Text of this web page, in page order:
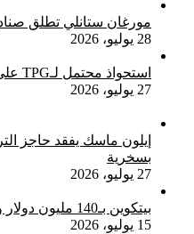
مورغان ستانلي تطلق
28 يوليو، 2026
استحواذ محتمل لـTPG على Netrality
27 يوليو، 2026
إيلون ماسك يفقد حاجز
بسخرية
27 يوليو، 2026
بيتكوين بـ140 مليون دولار وانتهاء التوزيع الكبير
15 يوليو، 2026